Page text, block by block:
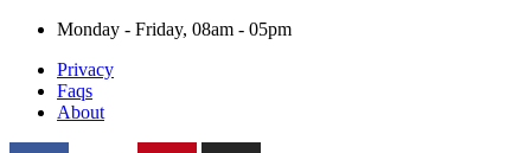
Monday - Friday, 08am - 05pm
Privacy
Faqs
About